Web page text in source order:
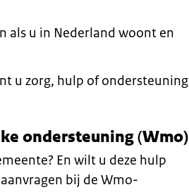
als u in Nederland woont en
u zorg, hulp of ondersteuning
ondersteuning(Wmo)
En wilt u deze hulp
bij de Wmo-